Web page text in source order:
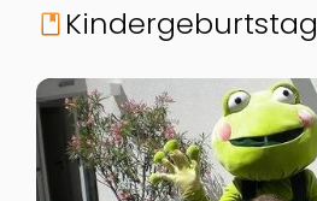
book Kindergeburtstag